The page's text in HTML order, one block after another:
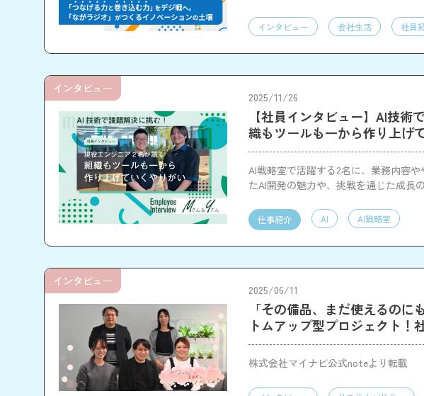
インタビュー 会社生活 社員
2025/11/26
【社員インタビュー】AI技
織もツールも一から作り上げ
AI戦略室で活躍する2名に、業務内容
たAI開発の魅力や、挑戦を通じた成長
仕事紹介 AI AI戦略室
インタビュー
2025/06/11
「その備品、まだ使えるの
トムアップ型プロジェクト！
株式会社マイナビ公式noteより転載
インタビュー